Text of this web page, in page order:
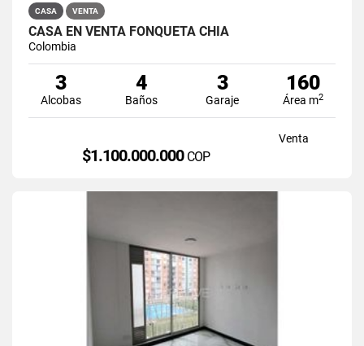
CASA VENTA
CASA EN VENTA FONQUETÁ CHÍA
Colombia
3
Alcobas
4
Baños
3
Garaje
160
Área m2
Venta
$1.100.000.000 COP